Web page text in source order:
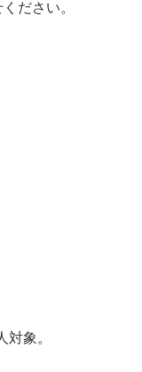
ださい。
象。